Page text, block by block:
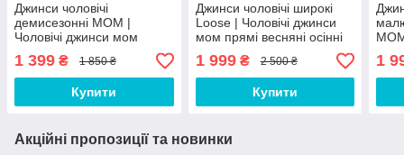
Джинси чоловічі
демисезонні МОМ |
Чоловічі джинси мом
весняні осінні ЛЮКС
якості
1 399 ₴ 1 850 ₴
Купити
Джинси чоловічі широкі
Loose | Чоловічі джинси
мом прямі весняні осінні
fic 54799
1 999₴ 2 500 ₴
Купити
МОМ
мом
1
Акційні пропозиції та новинки